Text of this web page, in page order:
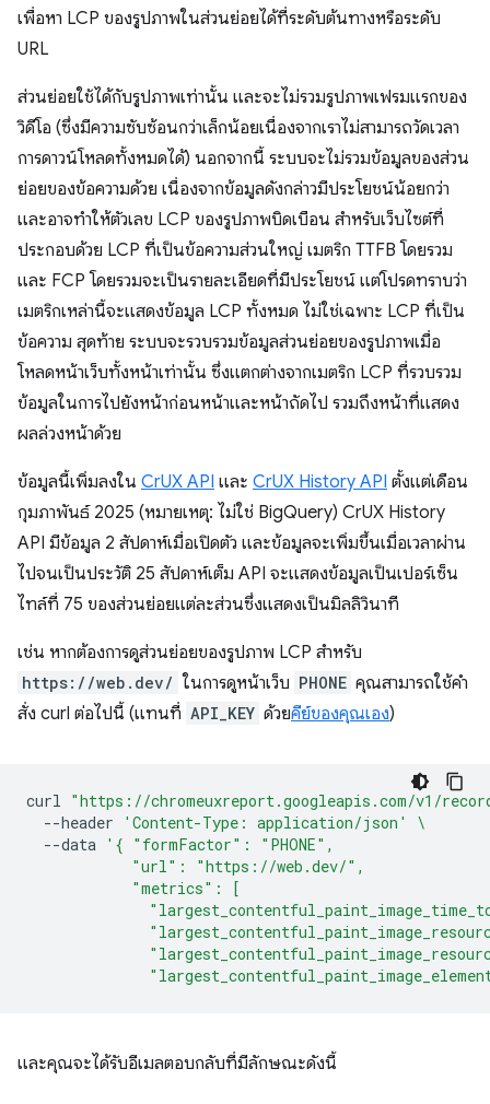
เพื่อหา LCP ของรูปภาพในส่วนย่อยได้ที่ระดับต้นทางหรือระดับ
URL
ส่วนย่อยใช้ได้กับรูปภาพเท่านั้น และจะไม่รวมรูปภาพเฟรมแรกของ
วิดีโอ (ซึ่งมีความซับซ้อนกว่าเล็กน้อยเนื่องจากเราไม่สามารถวัดเวลา
การดาวน์โหลดทั้งหมดได้) นอกจากนี้ ระบบจะไม่รวมข้อมูลของส่วน
ย่อยของข้อความด้วย เนื่องจากข้อมูลดังกล่าวมีประโยชน์น้อยกว่า
และอาจทำให้ตัวเลข LCP ของรูปภาพบิดเบือน สําหรับเว็บไซต์ที่
ประกอบด้วย LCP ที่เป็นข้อความส่วนใหญ่ เมตริก TTFB โดยรวม
และ FCP โดยรวมจะเป็นรายละเอียดที่มีประโยชน์ แต่โปรดทราบว่า
เมตริกเหล่านี้จะแสดงข้อมูล LCP ทั้งหมด ไม่ใช่เฉพาะ LCP ที่เป็น
ข้อความ สุดท้าย ระบบจะรวบรวมข้อมูลส่วนย่อยของรูปภาพเมื่อ
โหลดหน้าเว็บทั้งหน้าเท่านั้น ซึ่งแตกต่างจากเมตริก LCP ที่รวบรวม
ข้อมูลในการไปยังหน้าก่อนหน้าและหน้าถัดไป รวมถึงหน้าที่แสดง
ผลล่วงหน้าด้วย
ข้อมูลนี้เพิ่มลงใน CrUX API และ CrUX History API ตั้งแต่เดือน
กุมภาพันธ์ 2025 (หมายเหตุ: ไม่ใช่ BigQuery) CrUX History
API มีข้อมูล 2 สัปดาห์เมื่อเปิดตัว และข้อมูลจะเพิ่มขึ้นเมื่อเวลาผ่าน
ไปจนเป็นประวัติ 25 สัปดาห์เต็ม API จะแสดงข้อมูลเป็นเปอร์เซ็น
ไทล์ที่ 75 ของส่วนย่อยแต่ละส่วนซึ่งแสดงเป็นมิลลิวินาที
เช่น หากต้องการดูส่วนย่อยของรูปภาพ LCP สําหรับ
https://web.dev/ ในการดูหน้าเว็บ PHONE คุณสามารถใช้คํา
สั่ง curl ต่อไปนี้ (แทนที่ API_KEY ด้วยคีย์ของคุณเอง)
curl "https://chromeuxreport.googleapis.com/v1/
--header
'Content-Type: application/json'
\
--data '{ "formFactor": "PHONE",
            "url": "https://web.dev/",
            "metrics": [
และคุณจะได้รับอีเมลตอบกลับที่มีลักษณะดังนี้